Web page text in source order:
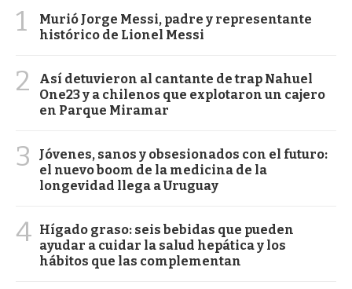
1
Murió Jorge Messi, padre y representante
histórico de Lionel Messi
2
Así detuvieron al cantante de trap Nahuel
One23 y a chilenos que explotaron un cajero
en Parque Miramar
3
Jóvenes, sanos y obsesionados con el futuro:
el nuevo boom de la medicina de la
longevidad llega a Uruguay
4 Hígado graso: seis bebidas que pueden
ayudar a cuidar la salud hepática y los
hábitos que las complementan